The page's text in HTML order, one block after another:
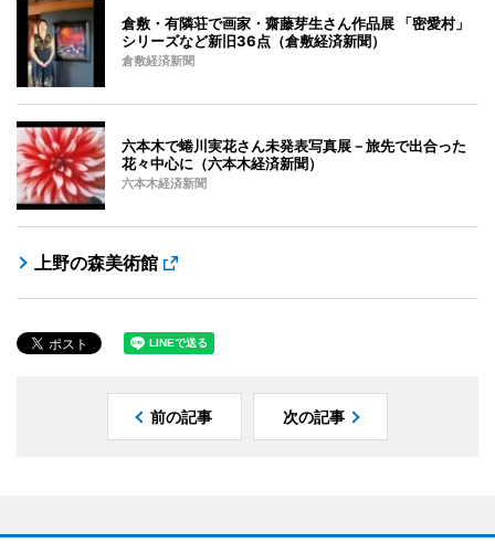
倉敷・有隣荘で画家・齋藤芽生さん作品展 「密愛村」
シリーズなど新旧36点（倉敷経済新聞）
倉敷経済新聞
六本木で蜷川実花さん未発表写真展－旅先で出合った
花々中心に（六本木経済新聞）
六本木経済新聞
上野の森美術館
前の記事 次の記事